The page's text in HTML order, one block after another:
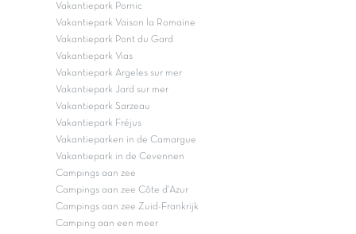
Vakantiepark Pornic
Vakantiepark Vaison la Romaine
Vakantiepark Pont du Gard
Vakantiepark Vias
Vakantiepark Argeles sur mer
Vakantiepark Jard sur mer
Vakantiepark Sarzeau
Vakantiepark Fréjus
Vakantieparken in de Camargue
Vakantiepark in de Cevennen
Campings aan zee
Campings aan zee Côte d'Azur
Campings aan zee Zuid-Frankrijk
Camping aan een meer